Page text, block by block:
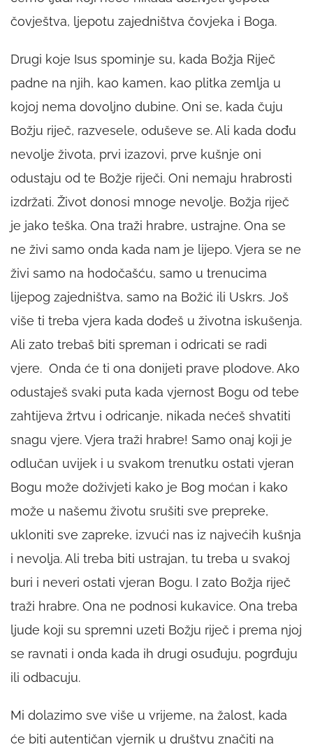
čovještva, ljepotu zajedništva čovjeka i Boga.
Drugi koje Isus spominje su, kada Božja Riječ
padne na njih, kao kamen, kao plitka zemlja u
kojoj nema dovoljno dubine. Oni se, kada čuju
Božju riječ, razvesele, oduševe se. Ali kada dođu
nevolje života, prvi izazovi, prve kušnje oni
odustaju od te Božje riječi. Oni nemaju hrabrosti
izdržati. Život donosi mnoge nevolje. Božja riječ
je jako teška. Ona traži hrabre, ustrajne. Ona se
ne živi samo onda kada nam je lijepo. Vjera se ne
živi samo na hodočašću, samo u trenucima
lijepog zajedništva, samo na Božić ili Uskrs. Još
više ti treba vjera kada dođeš u životna iskušenja.
Ali zato trebaš biti spreman i odricati se radi
vjere. Onda će ti ona donijeti prave plodove. Ako
odustaješ svaki puta kada vjernost Bogu od tebe
zahtijeva žrtvu i odricanje, nikada nećeš shvatiti
snagu vjere. Vjera traži hrabre! Samo onaj koji je
odlučan uvijek i u svakom trenutku ostati vjeran
Bogu može doživjeti kako je Bog moćan i kako
može u našemu životu srušiti sve prepreke,
ukloniti sve zapreke, izvući nas iz najvećih kušnja
i nevolja. Ali treba biti ustrajan, tu treba u svakoj
buri i neveri ostati vjeran Bogu. I zato Božja riječ
traži hrabre. Ona ne podnosi kukavice. Ona treba
ljude koji su spremni uzeti Božju riječ i prema njoj
se ravnati i onda kada ih drugi osuđuju, pogrđuju
ili odbacuju.
Mi dolazimo sve više u vrijeme, na žalost, kada
će biti autentičan vjernik u društvu značiti na